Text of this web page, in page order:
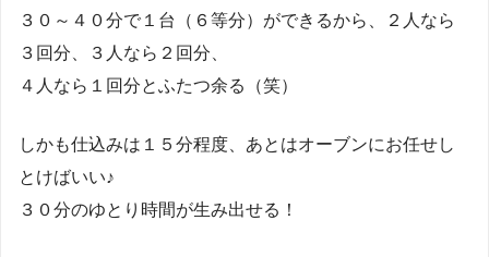
３０～４０分で１台（６等分）ができるから、２人なら
３回分、３人なら２回分、
４人なら１回分とふたつ余る（笑）
しかも仕込みは１５分程度、あとはオーブンにお任せし
とけばいい♪
３０分のゆとり時間が生み出せる！